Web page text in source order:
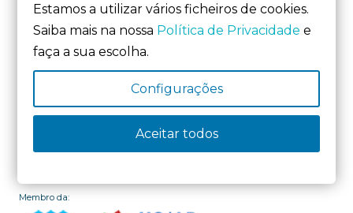
Membro Fundador da:
Membro da:
Estamos a utilizar vários ficheiros de cookies.
Saiba mais na nossa Política de Privacidade e
faça a sua escolha.
Configurações
Aceitar todos